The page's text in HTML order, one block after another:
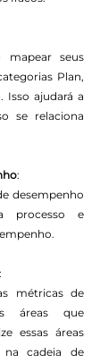
mapear seus
Plan,
Isso ajudará a
se relaciona
:
desempenho
processo e
:
métricas de
áreas que
essas áreas
cadeia de